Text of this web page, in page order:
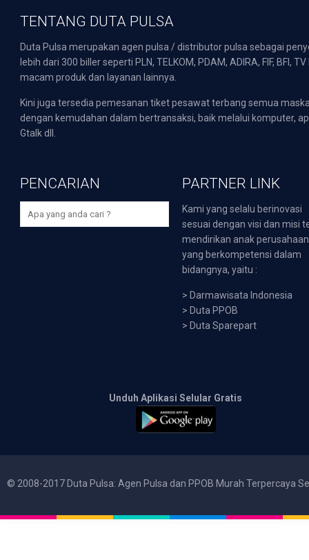
TENTANG DUTA PULSA
Duta Pulsa merupakan agen pulsa / distributor pulsa sebagai
lebih dari 300 biller seperti PLN, TELKOM, PDAM, ADIRA, FIF,
macam produk dan layanan lainnya.
Kini juga tersedia pemesanan tiket pesawat terbang semua
dengan kemudahan dalam bertransaksi, baik melalui komputer,
Gtalk dll.
PENCARIAN PARTNER LINK
Kami yang selalu berinovasi
sesuai dengan visi dan misi
mendirikan anak perusahaan
yang berkompetensi dalam
bidangnya, yaitu :
> Darmawisata Indonesia
> Duta PPOB
> Duta Sparepart
Unduh Aplikasi Selular Gratis
© 2008-2017 Duta Pulsa: Agen Pulsa dan PPOB Murah Terpercaya